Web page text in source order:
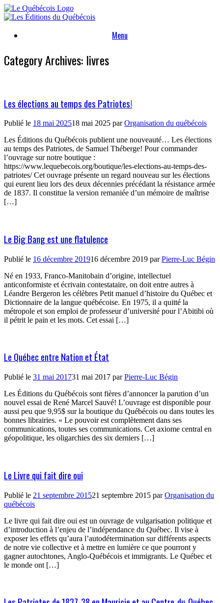
Skip
to
Menu
Category Archives: livres
Les élections au temps des Patriotes!
Publié le 18 mai 202518 mai 2025 parOrganisation du québécois
Les Éditions du Québécois publient une nouveauté… Les élections
au temps des Patriotes, de Samuel Théberge! Pour commander
l’ouvrage sur notre boutique :
https://www.lequebecois.org/boutique/les-elections-au-temps-des-
patriotes/ Cet ouvrage présente un regard nouveau sur les élections
qui eurent lieu lors des deux décennies précédant la résistance armée
de 1837. Il constitue la version remaniée d’un mémoire de maîtrise
[…]
Le Big Bang est une flatulence
Publié le 16 décembre 201916 décembre 2019 parPierre-Luc Bégin
Né en 1933, Franco-Manitobain d’origine, intellectuel
anticonformiste et écrivain contestataire, on doit entre autres à
Léandre Bergeron les célèbres Petit manuel d’histoire du Québec et
Dictionnaire de la langue québécoise. En 1975, il a quitté la
métropole et son emploi de professeur d’université pour l’Abitibi où
il pétrit le pain et les mots. Cet essai […]
Le Québec entre Nation et État
Publié le 31 mai 201731 mai 2017 parPierre-Luc Bégin
Les Éditions du Québécois sont fières d’annoncer la parution d’un
nouvel essai de René Marcel Sauvé! L’ouvrage est disponible pour
aussi peu que 9,95$ sur la boutique du Québécois ou dans toutes les
bonnes librairies. « Le pouvoir est complètement dans ses
communications, toutes ses communications. Cet axiome central en
géopolitique, les oligarchies des six derniers […]
Le Livre qui fait dire oui
Publié le 21 septembre 201521 septembre 2015 parOrganisation du
québécois
Le livre qui fait dire oui est un ouvrage de vulgarisation politique et
d’introduction à l’enjeu de l’indépendance du Québec. Il vise à
exposer les effets qu’aura l’autodétermination sur différents aspects
de notre vie collective et à mettre en lumière ce que pourront y
gagner autochtones, Anglo-Québécois et immigrants. Le Québec et
le monde ont […]